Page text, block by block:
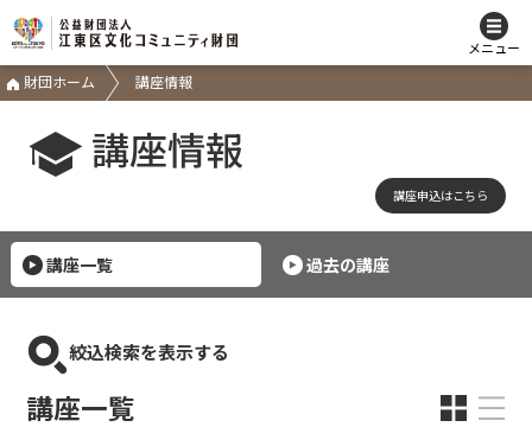
メニュー
財団ホーム 講座情報
講座情報
講座申込はこちら
講座一覧 過去の講座
絞込検索を表示する
講座一覧